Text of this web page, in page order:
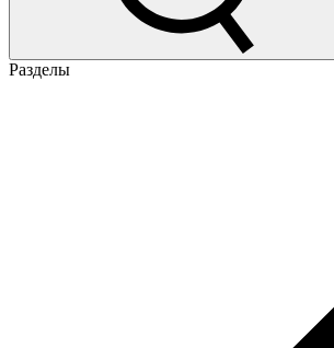
Разделы